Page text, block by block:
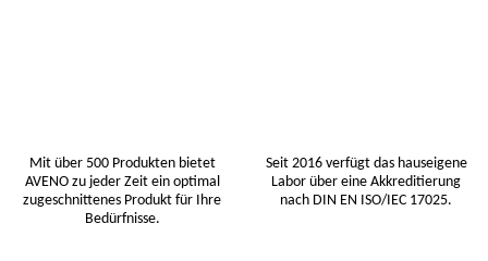
Mit über 500 Produkten bietet
AVENO zu jeder Zeit ein optimal
zugeschnittenes Produkt für Ihre
Bedürfnisse.
Seit 2016 verfügt das hauseigene
Labor über eine Akkreditierung
nach DIN EN ISO/IEC 17025.